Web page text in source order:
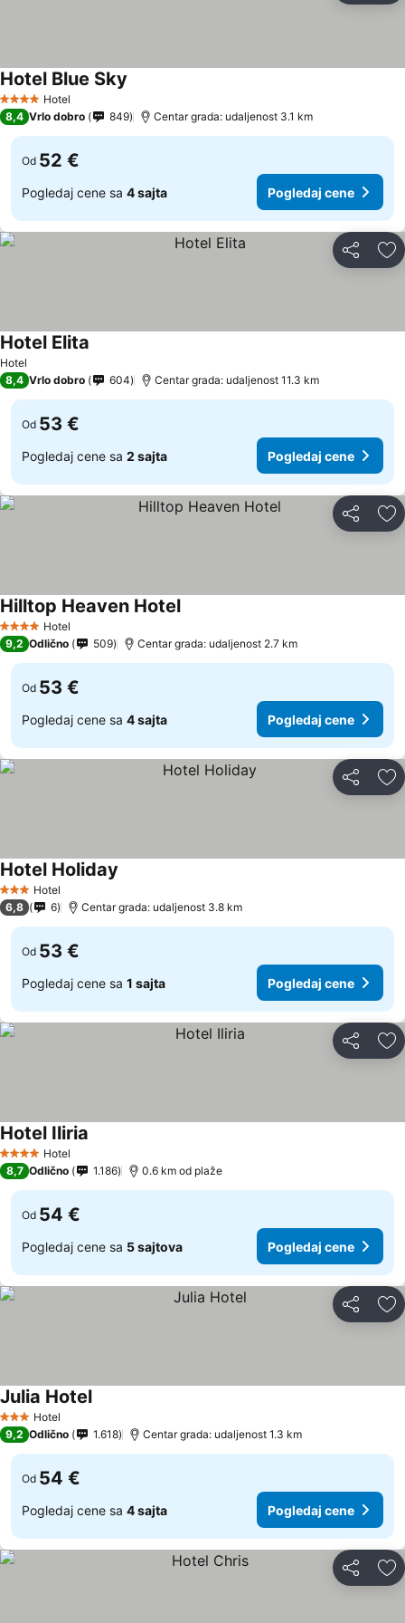
4 ZvezdiceHotel
Hotel Blue Sky
8,4 Vrlo dobro 849 Centar grada: udaljenost 3.1 km
Od 52 €
Pogledaj cene sa 4 sajta Pogledaj cene
Deli
Hotel
Hotel Elita
8,4 Vrlo dobro 604 Centar grada: udaljenost 11.3 km
Od 53 €
Pogledaj cene sa 2 sajta Pogledaj cene
Deli
4 ZvezdiceHotel
Hilltop Heaven Hotel
9,2 Odlično 509 Centar grada: udaljenost 2.7 km
Od 53 €
Pogledaj cene sa 4 sajta Pogledaj cene
Deli
3 Zvezdice
Hotel
Hotel Holiday
6,8 6 Centar grada: udaljenost 3.8 km
Od 53 €
Pogledaj cene sa 1 sajta Pogledaj cene
Deli
4 ZvezdiceHotel
Hotel Iliria
8,7 Odlično 1.186 0.6 km od plaže
Od 54 €
Pogledaj cene sa 5 sajtova Pogledaj cene
Deli
3 Zvezdice
Hotel
Julia Hotel
9,2 Odlično 1.618 Centar grada: udaljenost 1.3 km
Od 54 €
Pogledaj cene sa 4 sajta Pogledaj cene
Deli